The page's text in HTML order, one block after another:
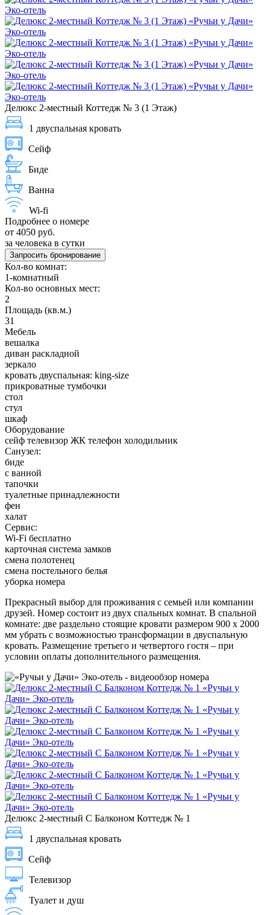
Делюкс 2-местный Коттедж № 3 (1 Этаж)
1 двуспальная кровать
Сейф
Биде
Ванна
Wi-fi
Подробнее о номере
от 4050 руб.
за человека в сутки
Запросить бронирование
Кол-во комнат:
1-комнатный
Кол-во основных мест:
2
Площадь (кв.м.)
31
Мебель
вешалка
диван раскладной
зеркало
кровать двуспальная: king-size
прикроватные тумбочки
стол
стул
шкаф
Оборудование
сейф телевизор ЖК телефон холодильник
Санузел:
биде
с ванной
тапочки
туалетные принадлежности
фен
халат
Сервис:
Wi-Fi бесплатно
карточная система замков
смена полотенец
смена постельного белья
уборка номера
Прекрасный выбор для проживания с семьей или компании
друзей. Номер состоит из двух спальных комнат. В спальной
комнате: две раздельно стоящие кровати размером 900 х 2000
мм убрать с возможностью трансформации в двуспальную
кровать. Размещение третьего и четвертого гостя – при
условии оплаты дополнительного размещения.
Делюкс 2-местный С Балконом Коттедж № 1
1 двуспальная кровать
Сейф
Телевизор
Туалет и душ